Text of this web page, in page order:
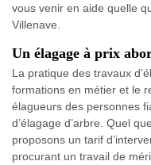
vous venir en aide quelle
Villenave.
Un élagage à prix
La pratique des travaux
formations en métier et le
élagueurs des personnes
d’élagage d’arbre. Quel
proposons un tarif
procurant un travail de